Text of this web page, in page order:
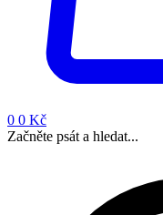
0 0 Kč
Začněte psát a hledat...